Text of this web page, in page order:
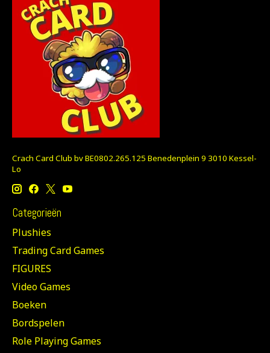
Crach Card Club bv BE0802.265.125 Benedenplein 9 3010 Kessel-
Lo
Categorieën
Plushies
Trading Card Games
FIGURES
Video Games
Boeken
Bordspelen
Role Playing Games